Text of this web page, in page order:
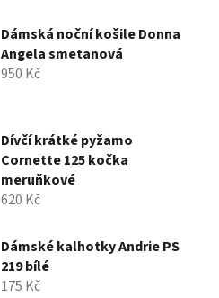
Dámská noční košile Donna
Angela smetanová
950 Kč
Dívčí krátké pyžamo
Cornette 125 kočka
meruňkové
620 Kč
Dámské kalhotky Andrie PS
219 bílé
175 Kč